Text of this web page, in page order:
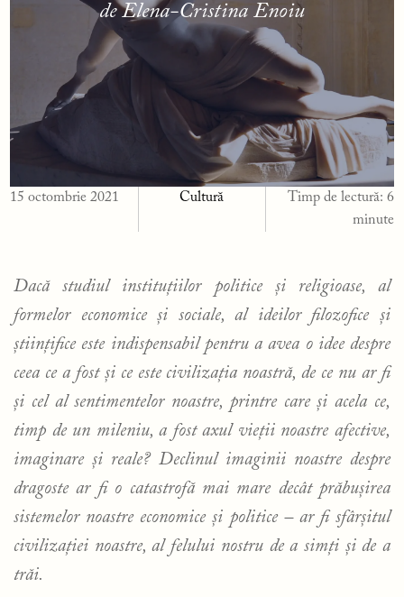
de Elena-Cristina Enoiu
15 octombrie 2021 Cultură Timp de lectură: 6
minute
Dacă studiul instituțiilor politice și religioase, al
formelor economice și sociale, al ideilor filozofice și
științifice este indispensabil pentru a avea o idee despre
ceea ce a fost și ce este civilizația noastră, de ce nu ar fi
și cel al sentimentelor noastre, printre care și acela ce,
timp de un mileniu, a fost axul vieții noastre afective,
imaginare și reale? Declinul imaginii noastre despre
dragoste ar fi o catastrofă mai mare decât prăbușirea
sistemelor noastre economice și politice – ar fi sfârșitul
civilizației noastre, al felului nostru de a simți și de a
trăi.